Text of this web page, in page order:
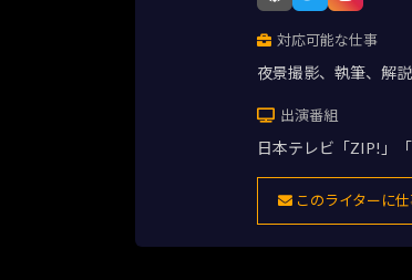
対応可能な仕事
夜景撮影、執筆、解
出演番組
日本テレビ「ZIP!」
このライターに